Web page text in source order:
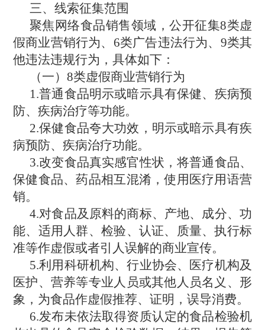
三、线索征集范围
聚焦网络食品销售领域，公开征集8类虚
假商业营销行为、6类广告违法行为、9类其
他违法违规行为，具体如下：
（一）8类虚假商业营销行为
1.普通食品明示或暗示具有保健、疾病预
防、疾病治疗等功能。
2.保健食品夸大功效，明示或暗示具有疾
病预防、疾病治疗功能。
3.改变食品真实感官性状，将普通食品、
保健食品、药品相互混淆，使用医疗用语营
销。
4.对食品及原料的商标、产地、成分、功
能、适用人群、检验、认证、质量、执行标
准等作虚假或者引人误解的商业宣传。
5.利用科研机构、行业协会、医疗机构及
医护、营养等专业人员或其他人员名义、形
象，为食品作虚假推荐、证明，误导消费。
6.发布未依法取得资质认定的食品检验机